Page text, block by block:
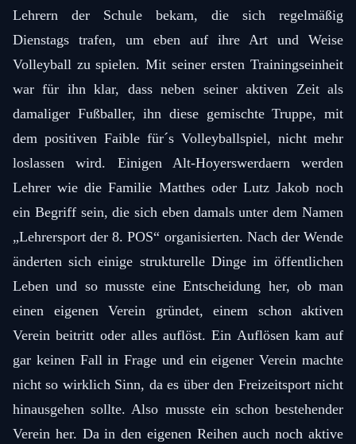
Lehrern der Schule bekam, die sich regelmäßig
Dienstags trafen, um eben auf ihre Art und Weise
Volleyball zu spielen. Mit seiner ersten Trainingseinheit
war für ihn klar, dass neben seiner aktiven Zeit als
damaliger Fußballer, ihn diese gemischte Truppe, mit
dem positiven Faible für´s Volleyballspiel, nicht mehr
loslassen wird. Einigen Alt-Hoyerswerdaern werden
Lehrer wie die Familie Matthes oder Lutz Jakob noch
ein Begriff sein, die sich eben damals unter dem Namen
„Lehrersport der 8. POS“ organisierten. Nach der Wende
änderten sich einige strukturelle Dinge im öffentlichen
Leben und so musste eine Entscheidung her, ob man
einen eigenen Verein gründet, einem schon aktiven
Verein beitritt oder alles auflöst. Ein Auflösen kam auf
gar keinen Fall in Frage und ein eigener Verein machte
nicht so wirklich Sinn, da es über den Freizeitsport nicht
hinausgehen sollte. Also musste ein schon bestehender
Verein her. Da in den eigenen Reihen auch noch aktive